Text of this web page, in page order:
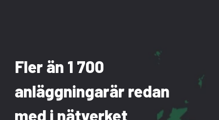
Fler än 1 700
anläggningarär redan
med i nätverket